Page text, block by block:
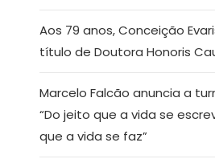
Aos 79 anos, Conceição
título de Doutora Honoris
Marcelo Falcão anuncia a
“Do jeito que a vida se
que a vida se faz”